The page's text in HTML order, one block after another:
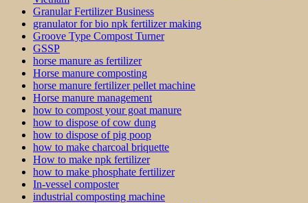
Granular Fertilizer Business
granulator for bio npk fertilizer making
Groove Type Compost Turner
GSSP
horse manure as fertilizer
Horse manure composting
horse manure fertilizer pellet machine
Horse manure management
how to compost your goat manure
how to dispose of cow dung
how to dispose of pig poop
how to make charcoal briquette
How to make npk fertilizer
how to make phosphate fertilizer
In-vessel composter
industrial composting machine